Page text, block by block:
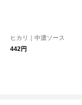
ヒカリ｜中濃ソース
442円